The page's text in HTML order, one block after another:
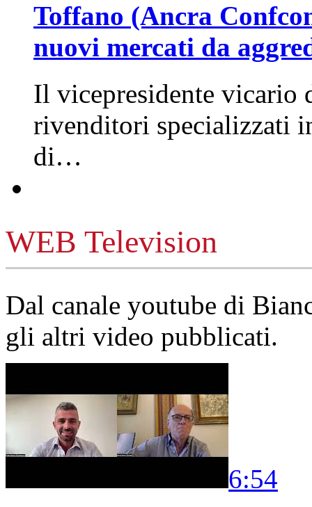
Toffano (Ancra
nuovi mercati da
Il vicepresidente vicario
rivenditori specializzati
di…
WEB Television
Dal canale youtube di
gli altri video pubblicati.
6:54